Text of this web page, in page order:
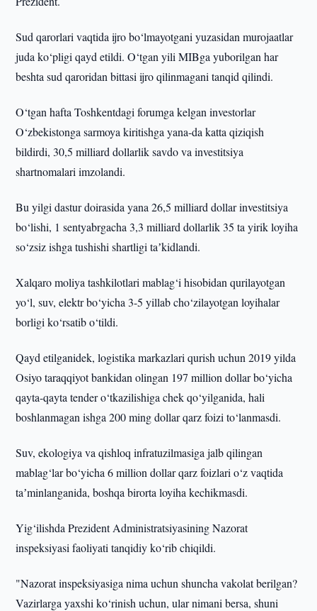
Sud qarorlari vaqtida ijro bo‘lmayotgani yuzasidan murojaatlar
juda ko‘pligi qayd etildi. O‘tgan yili MIBga yuborilgan har
beshta sud qaroridan bittasi ijro qilinmagani tanqid qilindi.
O‘tgan hafta Toshkentdagi forumga kelgan investorlar
O‘zbekistonga sarmoya kiritishga yana-da katta qiziqish
bildirdi, 30,5 milliard dollarlik savdo va investitsiya
shartnomalari imzolandi.
Bu yilgi dastur doirasida yana 26,5 milliard dollar investitsiya
bo‘lishi, 1 sentyabrgacha 3,3 milliard dollarlik 35 ta yirik loyiha
so‘zsiz ishga tushishi shartligi taʼkidlandi.
Xalqaro moliya tashkilotlari mablag‘i hisobidan qurilayotgan
yo‘l, suv, elektr bo‘yicha 3-5 yillab cho‘zilayotgan loyihalar
borligi ko‘rsatib o‘tildi.
Qayd etilganidek, logistika markazlari qurish uchun 2019 yilda
Osiyo taraqqiyot bankidan olingan 197 million dollar bo‘yicha
qayta-qayta tender o‘tkazilishiga chek qo‘yilganida, hali
boshlanmagan ishga 200 ming dollar qarz foizi to‘lanmasdi.
Suv, ekologiya va qishloq infratuzilmasiga jalb qilingan
mablag‘lar bo‘yicha 6 million dollar qarz foizlari o‘z vaqtida
taʼminlanganida, boshqa birorta loyiha kechikmasdi.
Yig‘ilishda Prezident Administratsiyasining Nazorat
inspeksiyasi faoliyati tanqidiy ko‘rib chiqildi.
"Nazorat inspeksiyasiga nima uchun shuncha vakolat berilgan?
Vazirlarga yaxshi ko‘rinish uchun, ular nimani bersa, shuni